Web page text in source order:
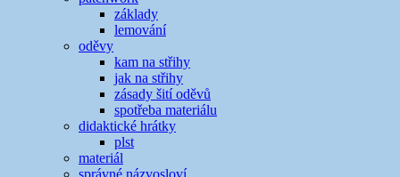
základy
lemování
oděvy
kam na střihy
jak na střihy
zásady šití oděvů
spotřeba materiálu
didaktické hrátky
plst
materiál
správné názvosloví